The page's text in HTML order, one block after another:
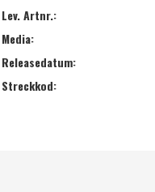
Lev. Artnr.:
Media:
Releasedatum:
Streckkod: